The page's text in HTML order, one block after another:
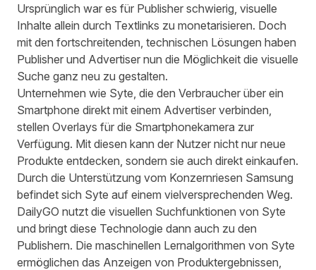
Ursprünglich war es für Publisher schwierig, visuelle
Inhalte allein durch Textlinks zu monetarisieren. Doch
mit den fortschreitenden, technischen Lösungen haben
Publisher und Advertiser nun die Möglichkeit die visuelle
Suche ganz neu zu gestalten.
Unternehmen wie Syte, die den Verbraucher über ein
Smartphone direkt mit einem Advertiser verbinden,
stellen Overlays für die Smartphonekamera zur
Verfügung. Mit diesen kann der Nutzer nicht nur neue
Produkte entdecken, sondern sie auch direkt einkaufen.
Durch die Unterstützung vom Konzernriesen Samsung
befindet sich Syte auf einem vielversprechenden Weg.
DailyGO nutzt die visuellen Suchfunktionen von Syte
und bringt diese Technologie dann auch zu den
Publishern. Die maschinellen Lernalgorithmen von Syte
ermöglichen das Anzeigen von Produktergebnissen,